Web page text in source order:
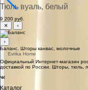
Тюль вуаль, белый
9 200 руб.
✕
‹
›
Баланс. Шторы канвас, молочные
Официальный Интернет-магазин
доставкой по России. Шторы, тюль,
Каталог